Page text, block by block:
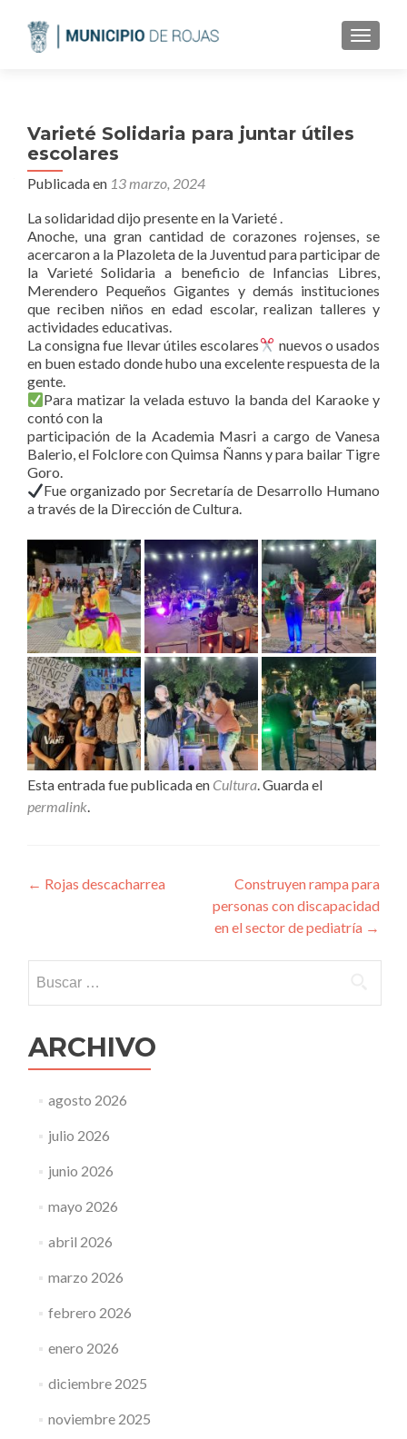
Varieté Solidaria para juntar útiles
escolares
Publicada en 13 marzo, 2024
La solidaridad dijo presente en la Varieté .
Anoche, una gran cantidad de corazones rojenses, se
acercaron a la Plazoleta de la Juventud para participar de
la Varieté Solidaria a beneficio de Infancias Libres,
Merendero Pequeños Gigantes y demás instituciones
que reciben niños en edad escolar, realizan talleres y
actividades educativas.
La consigna fue llevar útiles escolares
nuevos o usados
en buen estado donde hubo una excelente respuesta de la
gente.
Para matizar la velada estuvo la banda del Karaoke y
contó con la
participación de la Academia Masri a cargo de Vanesa
Balerio, el Folclore con Quimsa Ñanns y para bailar Tigre
Goro.
Fue organizado por Secretaría de Desarrollo Humano
a través de la Dirección de Cultura.
Esta entrada fue publicada en Cultura. Guarda el
permalink.
Navegación
entradas
← Rojas descacharrea
Construyen rampa para
personas con discapacidad
en el sector de pediatría →
ARCHIVO
agosto 2026
julio 2026
junio 2026
mayo 2026
abril 2026
marzo 2026
febrero 2026
enero 2026
diciembre 2025
noviembre 2025